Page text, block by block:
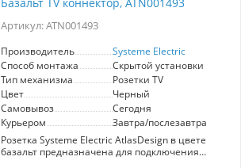
фиксацию в монтажной коробке, что упрощает
эксплуатации. Механизм идеально подходит
помещениях, сочетая в себе
функциональность, стиль и долговечность.
Выбор данного вывода кабеля — это
оптимальное решение для вашего проекта.
Артикул: ATN001493
Производитель
Systeme Electric
Способ монтажа
Скрытой установки
Тип механизма
Розетки TV
Цвет
Черный
Самовывоз
Сегодня
Курьером
Завтра/послезавтра
Розетка Systeme Electric AtlasDesign в цвете
базальт предназначена для подключения